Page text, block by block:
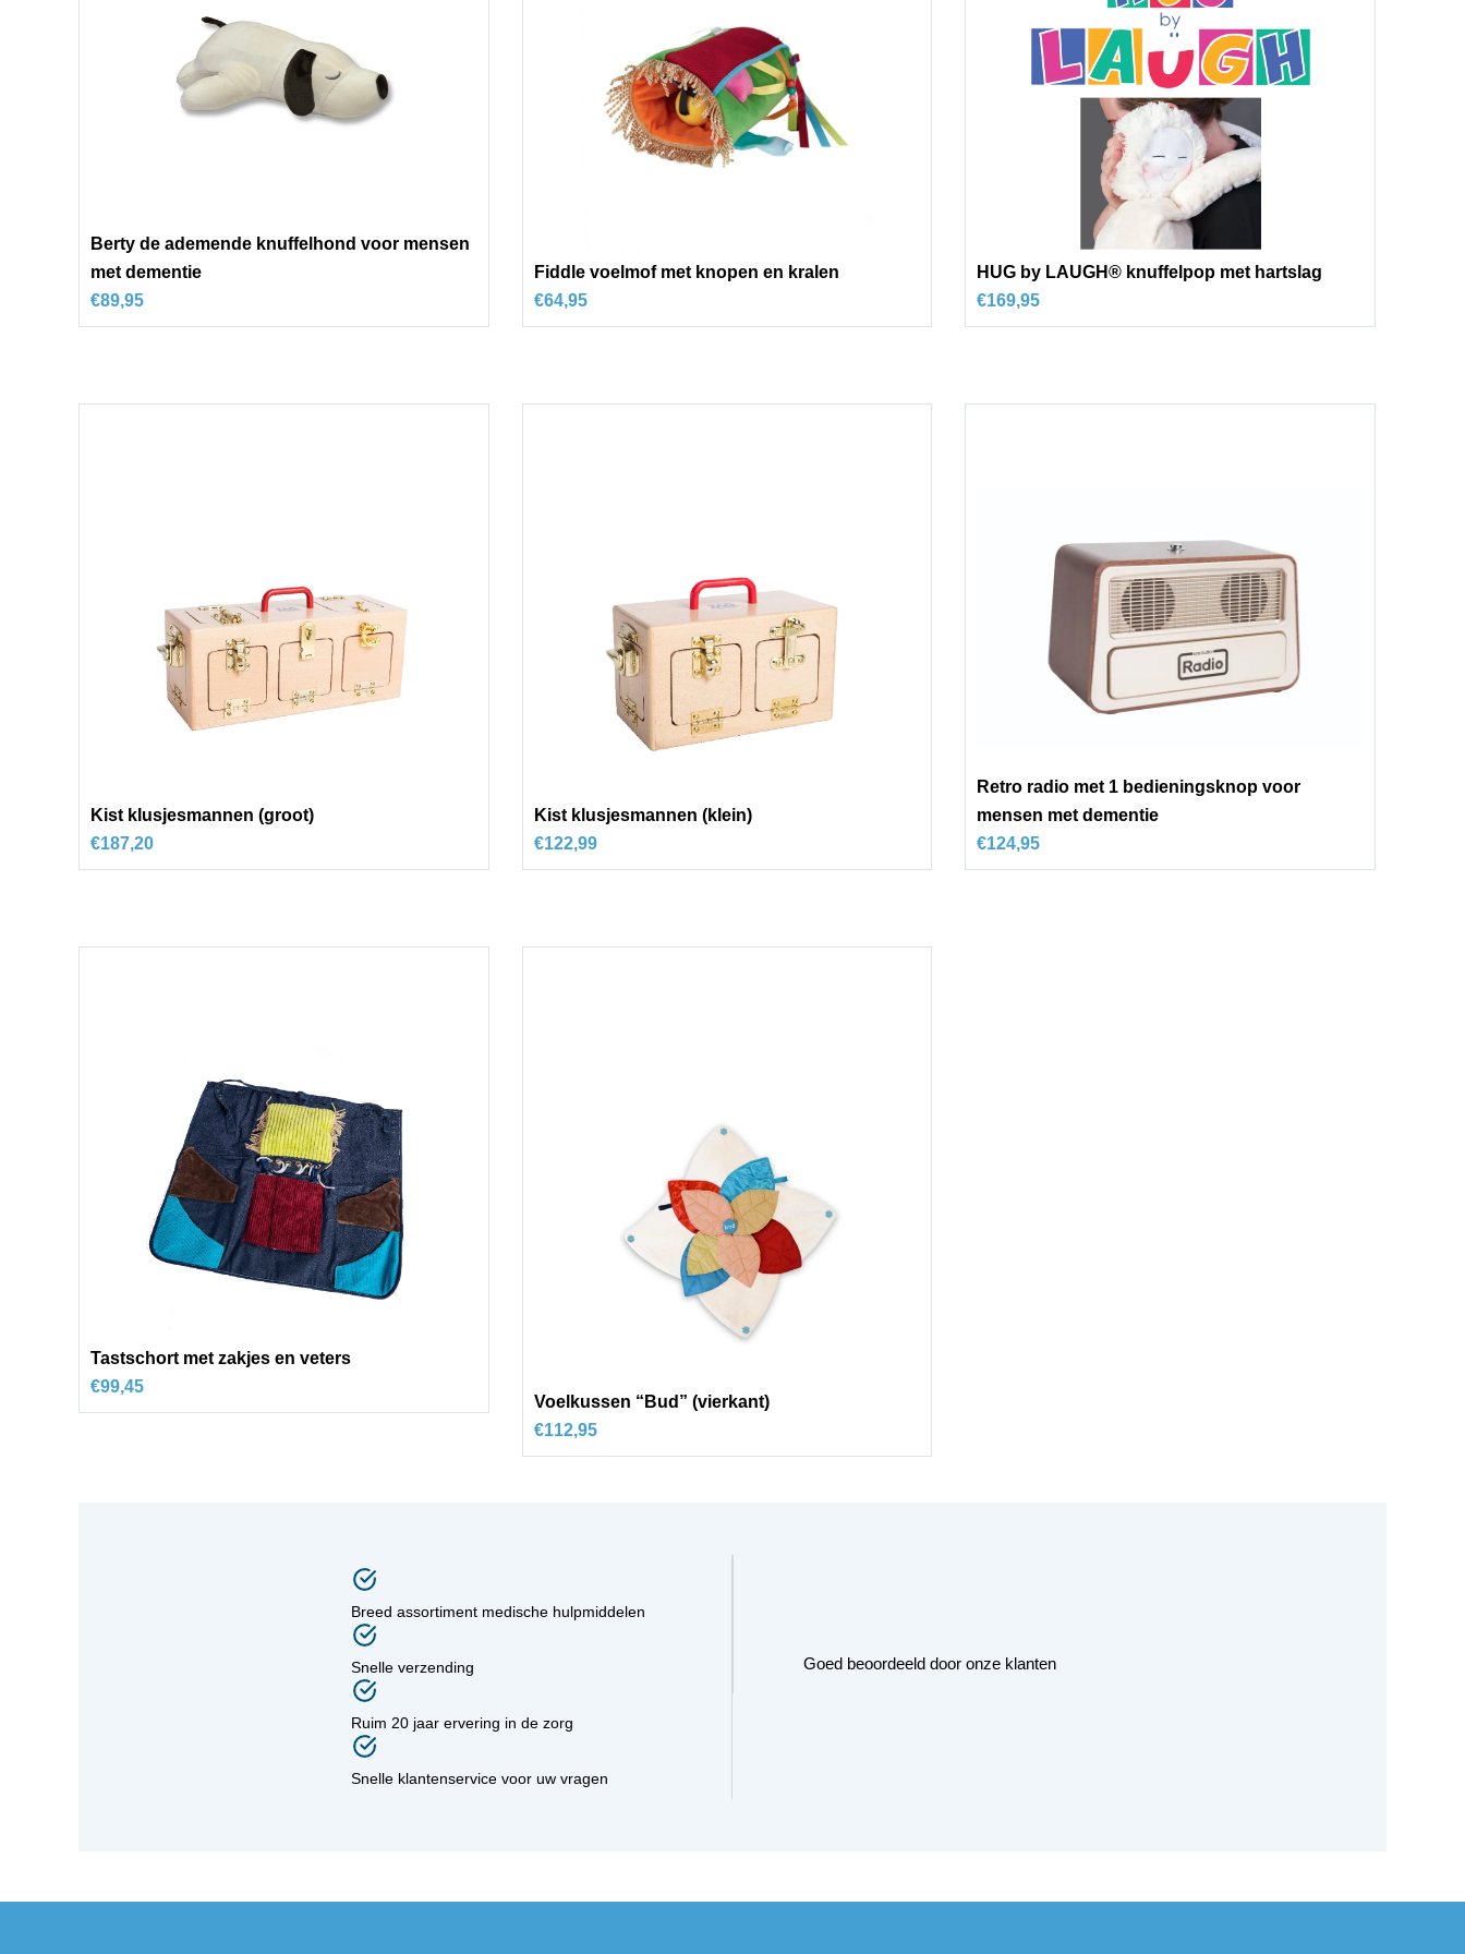
Berty de ademende knuffelhond voor mensen
met dementie
€89,95
Fiddle voelmof met knopen en kralen
€64,95
HUG by LAUGH® knuffelpop met hartslag
€169,95
Kist klusjesmannen (groot)
€187,20
Kist klusjesmannen (klein)
€122,99
Retro radio met 1 bedieningsknop voor
mensen met dementie
€124,95
Tastschort met zakjes en veters
€99,45
Voelkussen “Bud” (vierkant)
€112,95
Breed assortiment medische hulpmiddelen
Snelle verzending
Ruim 20 jaar ervering in de zorg
Snelle klantenservice voor uw vragen
Goed beoordeeld door onze klanten